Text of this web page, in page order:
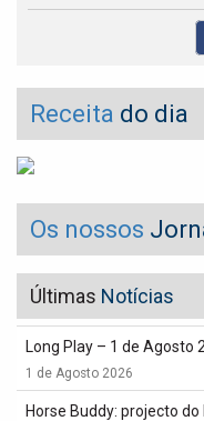
Receita do dia
Os nossos
Últimas Notícias
Long Play – 1 de Agosto
1 de Agosto 2026
Horse Buddy: projecto